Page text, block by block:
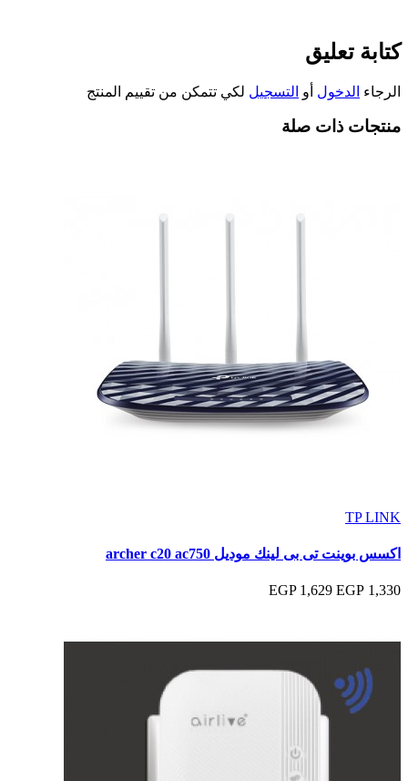
كتابة تعليق
الرجاء الدخول أو التسجيل لكي تتمكن من تقييم المنتج
منتجات ذات صلة
TP LINK
اكسس بوينت تى بى لينك موديل archer c20 ac750
1,330 EGP
1,629 EGP